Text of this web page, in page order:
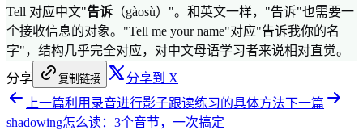
Tell 对应中文"告诉 （gàosù）"。和英文一样，"告诉"也需要一
个接收信息的对象。"Tell me your name"对应"告诉我你的名
字"，结构几乎完全对应，对中文母语学习者来说相对直觉。
分享
复制链接
分享到 X
上一篇利用录音进行影子跟读练习的具体方法下一篇
shadowing怎么读：3个音节，一次搞定